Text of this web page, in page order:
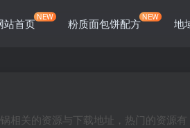
站首页NEW 粉质面包饼配方NEW 地
相关的资源与下载地址，热门的资源